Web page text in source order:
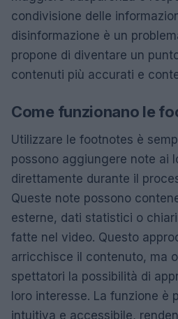
condivisione delle
disinformazione è un
propone di diventare un
contenuti più accurati e
Come funzionano le
Utilizzare le footnotes è
possono aggiungere note ai
direttamente durante il
Queste note possono
esterne, dati statistici o
fatte nel video. Questo
arricchisce il contenuto, ma
spettatori la possibilità di
loro interesse. La funzione è
intuitiva e accessibile,